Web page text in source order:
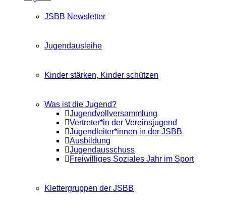
JSBB Newsletter
Jugendausleihe
Kinder stärken, Kinder schützen
Was ist die Jugend?
Jugendvollversammlung
Vertreter*in der Vereinsjugend
Jugendleiter*innen in der JSBB
Ausbildung
Jugendausschuss
Freiwilliges Soziales Jahr im Sport
Klettergruppen der JSBB